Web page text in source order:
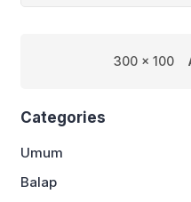
300 x 100
Categories
Umum
Balap